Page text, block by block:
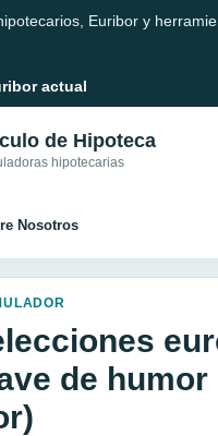
Euribor y
actual
de Hipoteca
hipotecarias
Nosotros
de humor